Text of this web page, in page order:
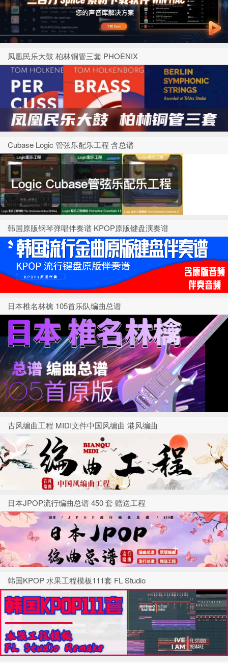
凤凰民乐大鼓 柏林铜管三套 PHOENIX
Cubase Logic 管弦乐配乐工程 含总谱
韩国原版钢琴弹唱伴奏谱 KPOP原版键盘演奏谱
日本椎名林檎 105首乐队编曲总谱
古风编曲工程 MIDI文件中国风编曲 港风编曲
日本JPOP流行编曲总谱 450 套 赠送工程
韩国KPOP 水果工程模板111套 FL Studio